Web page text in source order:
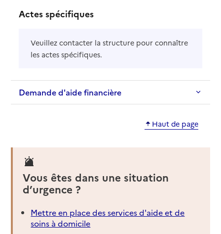
Actes spécifiques
Veuillez contacter la structure pour connaître
les actes spécifiques.
Demande d'aide financière
Haut de page
Vous êtes dans une situation
d’urgence ?
Mettre en place des services d'aide et de
soins à domicile